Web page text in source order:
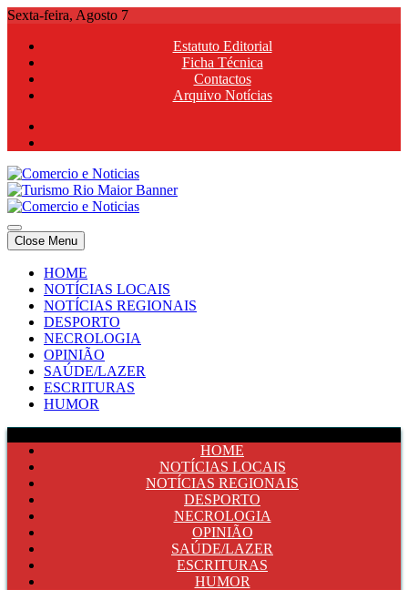
Skip
content
Sexta-feira, Agosto 7
Estatuto Editorial
Ficha Técnica
Contactos
Arquivo Notícias
Comercio e Noticias
Notícias e Publicidade Online
Comercio e Noticias
Notícias e Publicidade Online
Close Menu
HOME
NOTÍCIAS LOCAIS
NOTÍCIAS REGIONAIS
DESPORTO
NECROLOGIA
OPINIÃO
SAÚDE/LAZER
ESCRITURAS
HUMOR
HOME
NOTÍCIAS LOCAIS
NOTÍCIAS REGIONAIS
DESPORTO
NECROLOGIA
OPINIÃO
SAÚDE/LAZER
ESCRITURAS
HUMOR